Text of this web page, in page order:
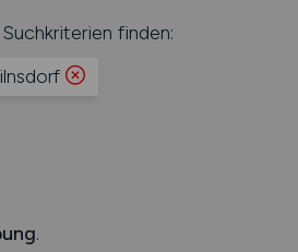
finden:
.